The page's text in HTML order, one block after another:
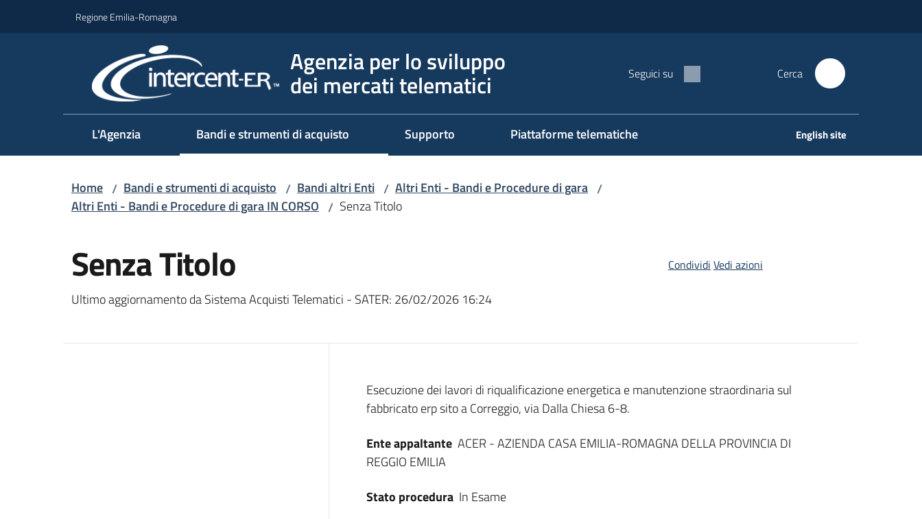
Regione Emilia-Romagna
Agenzia per lo sviluppo
dei mercati telematici Seguici su Cerca
L'Agenzia Bandi e strumenti di acquisto Supporto Piattaforme telematiche English site
Home / Bandi e strumenti di acquisto / Bandi altri Enti / Altri Enti - Bandi e Procedure di gara /
Altri Enti - Bandi e Procedure di gara IN CORSO / Senza Titolo
Senza Titolo
Ultimo aggiornamento da Sistema Acquisti Telematici - SATER: 26/02/2026 16:24
Condividi Vedi azioni
Dati del bando
Esecuzione dei lavori di riqualificazione energetica e manutenzione straordinaria sul
fabbricato erp sito a Correggio, via Dalla Chiesa 6-8.
Ente appaltante ACER - AZIENDA CASA EMILIA-ROMAGNA DELLA PROVINCIA DI
REGGIO EMILIA
Stato procedura In Esame